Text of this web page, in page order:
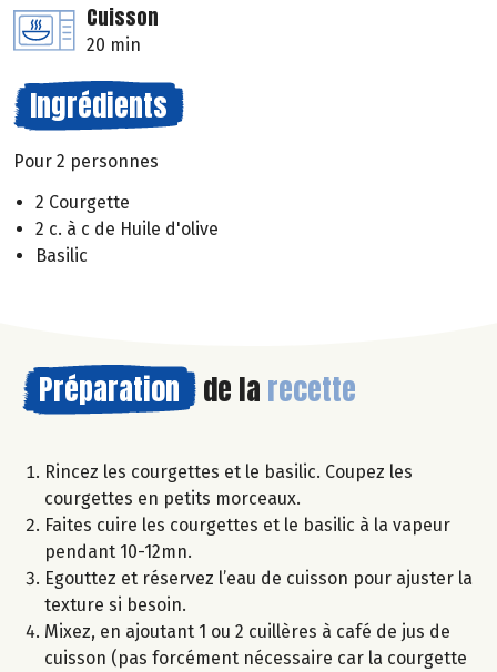
Cuisson
20 min
Ingrédients
Pour 2 personnes
2 Courgette
2 c. à c de Huile d'olive
Basilic
Préparation de la recette
Rincez les courgettes et le basilic. Coupez les
courgettes en petits morceaux.
Faites cuire les courgettes et le basilic à la vapeur
pendant 10-12mn.
Egouttez et réservez l’eau de cuisson pour ajuster la
texture si besoin.
Mixez, en ajoutant 1 ou 2 cuillères à café de jus de
cuisson (pas forcément nécessaire car la courgette